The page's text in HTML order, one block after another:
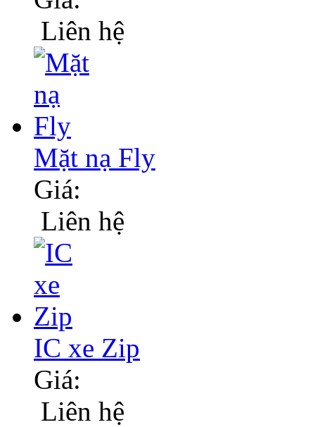
Liên hệ
Mặt nạ Fly
Giá:
Liên hệ
IC xe Zip
Giá:
Liên hệ